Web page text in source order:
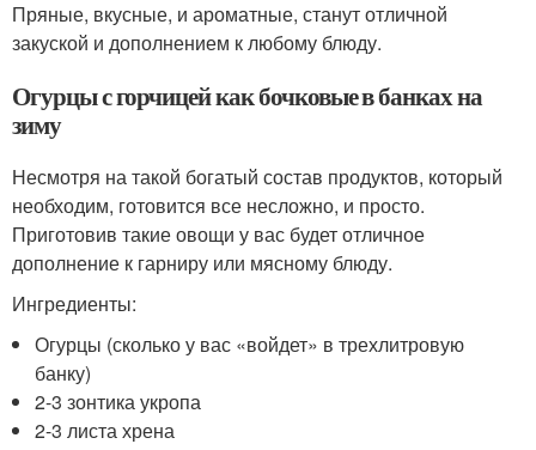
Пряные, вкусные, и ароматные, станут отличной
закуской и дополнением к любому блюду.
Огурцы с горчицей как бочковые в банках на
зиму
Несмотря на такой богатый состав продуктов, который
необходим, готовится все несложно, и просто.
Приготовив такие овощи у вас будет отличное
дополнение к гарниру или мясному блюду.
Ингредиенты:
Огурцы (сколько у вас «войдет» в трехлитровую
банку)
2-3 зонтика укропа
2-3 листа хрена